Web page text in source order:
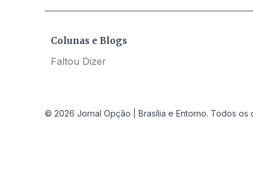
Colunas e Blogs
Faltou Dizer
© 2026 Jornal Opção | Brasília e Entorno. Todos os